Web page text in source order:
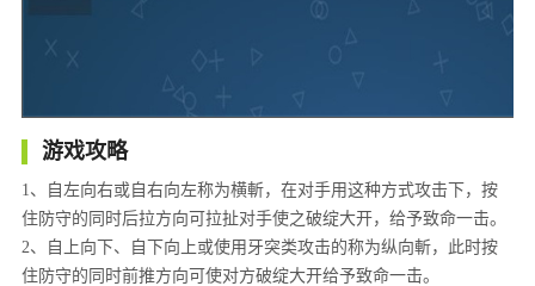
游戏攻略
1、自左向右或自右向左称为横斬，在对手用这种方式攻击下，按
住防守的同时后拉方向可拉扯对手使之破绽大开，给予致命一击。
2、自上向下、自下向上或使用牙突类攻击的称为纵向斬，此时按
住防守的同时前推方向可使对方破绽大开给予致命一击。